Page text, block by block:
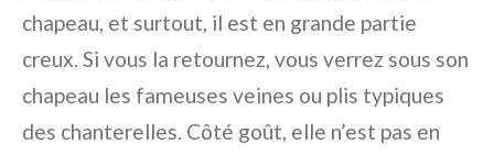
chapeau, et surtout, il est en grande partie
creux. Si vous la retournez, vous verrez sous son
chapeau les fameuses veines ou plis typiques
des chanterelles. Côté goût, elle n’est pas en